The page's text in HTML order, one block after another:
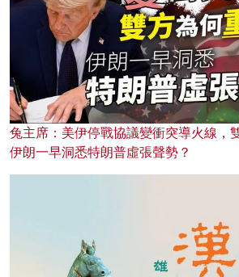
兔主席：美伊停戰協議變衝突導火線，
伊朗一早洞悉特朗普虛張聲勢？